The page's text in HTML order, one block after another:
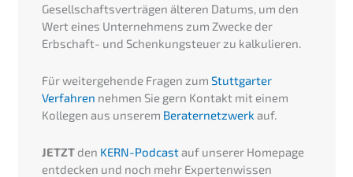
Gesellschaftsverträgen älteren Datums, um den
Wert eines Unternehmens zum Zwecke der
Erbschaft- und Schenkungsteuer zu kalkulieren.
Für weitergehende Fragen zum Stuttgarter
Verfahren nehmen Sie gern Kontakt mit einem
Kollegen aus unserem Beraternetzwerk auf.
JETZTden KERN-Podcastauf unserer Homepage
entdecken und noch mehr Expertenwissen